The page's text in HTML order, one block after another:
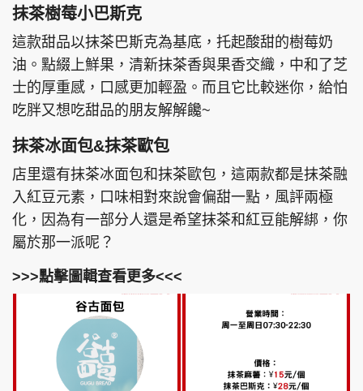
抹茶樹莓小巴斯克
這款甜品以抹茶巴斯克為基底，托起酸甜的樹莓奶
油。點綴上鮮果，清新抹茶香與果香交織，中和了芝
士的厚重感，口感更加輕盈。而且它比較迷你，給怕
吃胖又想吃甜品的朋友解解饞~
抹茶冰面包&抹茶歐包
店里還有抹茶冰面包和抹茶歐包，這兩款都是抹茶融
入紅豆元素，口味相對來說會偏甜一點，風評兩極
化，因為有一部分人還是希望抹茶和紅豆能解綁，你
屬於那一派呢？
>>>點擊圖輯查看更多<<<